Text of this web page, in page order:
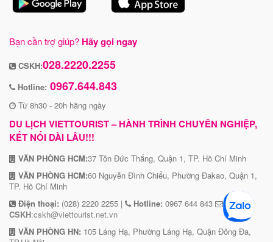
Bạn cần trợ giúp? Hãy gọi ngay
CSKH:028.2220.2255
Hotline: 0967.644.843
Từ 8h30 - 20h hằng ngày
DU LỊCH VIETTOURIST – HÀNH TRÌNH CHUYÊN NGHIỆP,
KẾT NỐI DÀI LÂU!!!
VĂN PHÒNG HCM:37 Tôn Đức Thắng, Quận 1, TP. Hồ Chí Minh
VĂN PHÒNG HCM:60 Nguyễn Đình Chiểu, Phường Đakao, Quận 1,
TP. Hồ Chí Minh
Điện thoại: (028) 2220 2255 | Hotline: 0967 644 843
CSKH:cskh@viettourist.net.vn
VĂN PHÒNG HN: 105 Láng Hạ, Phường Láng Hạ, Quận Đông Đa,